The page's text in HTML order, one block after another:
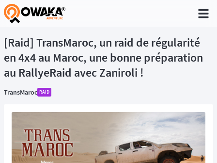
®
[Raid] TransMaroc, un raid de régularité
en 4x4 au Maroc, une bonne préparation
au RallyeRaid avec Zaniroli !
TransMaroc RAID